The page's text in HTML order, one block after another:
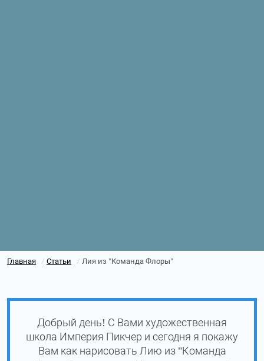
Главная / Статьи / Лия из "Команда Флоры"
Добрый день! С Вами художественная
школа Империя Пикчер и сегодня я покажу
Вам как нарисовать Лию из "Команда